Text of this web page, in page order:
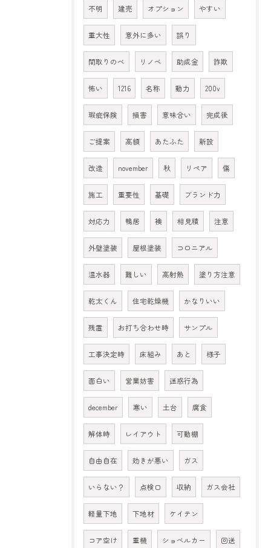
不明 建売 オプション やすい
重大性 意外に多い 誤り
間取りのべ リノベ 助成金 詐欺
怖い 1216 名称 動力 200v
瑕疵保険 損害 意味合い 完成後
ご提案 高額 あたふた 新設
改造 november 秋 リペア 傷
施工 重要性 基礎 ブランド力
対応力 鴨居 襖 相見積 注意
外壁塗装 屋根塗装 コロニアル
温水器 難しい 高射熱 塗り方注意
乾太くん 住宅乾燥機 かなりいい
残置 お打ち合わせ時 サンプル
工事決定時 床組み あと 様子
面白い 営業妨害 迷惑行為
december 寒い 土台 腐食
解体時 レイアウト 可動棚
自由自在 効きが悪い ガス
いらない？ 点検口 収納 ガス会社
軽量下地 下地材 ケイテン
コア空け 重機 ショベルカー 回送